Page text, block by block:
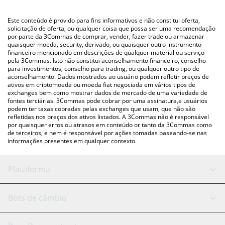
acima para verificar o último preço de Nivuniconu nas principais
moedas fiat e criptográficas.
Este conteúdo é provido para fins informativos e não constitui oferta,
solicitação de oferta, ou qualquer coisa que possa ser uma recomendação
por parte da 3Commas de comprar, vender, fazer trade ou armazenar
quaisquer moeda, security, derivado, ou quaisquer outro instrumento
financeiro mencionado em descrições de qualquer material ou serviço
pela 3Commas. Isto não constitui aconselhamento financeiro, conselho
para investimentos, conselho para trading, ou qualquer outro tipo de
aconselhamento. Dados mostrados ao usuário podem refletir preços de
ativos em criptomoeda ou moeda fiat negociada em vários tipos de
exchanges bem como mostrar dados de mercado de uma variedade de
fontes terciárias. 3Commas pode cobrar por uma assinatura,e usuários
podem ter taxas cobradas pelas exchanges que usam, que não são
refletidas nos preços dos ativos listados. A 3Commas não é responsável
por quaisquer erros ou atrasos em conteúdo or tanto da 3Commas como
de terceiros, e nem é responsável por ações tomadas baseando-se nas
informações presentes em qualquer contexto.
Plataforma
Bot GRID
Bots de câmbio